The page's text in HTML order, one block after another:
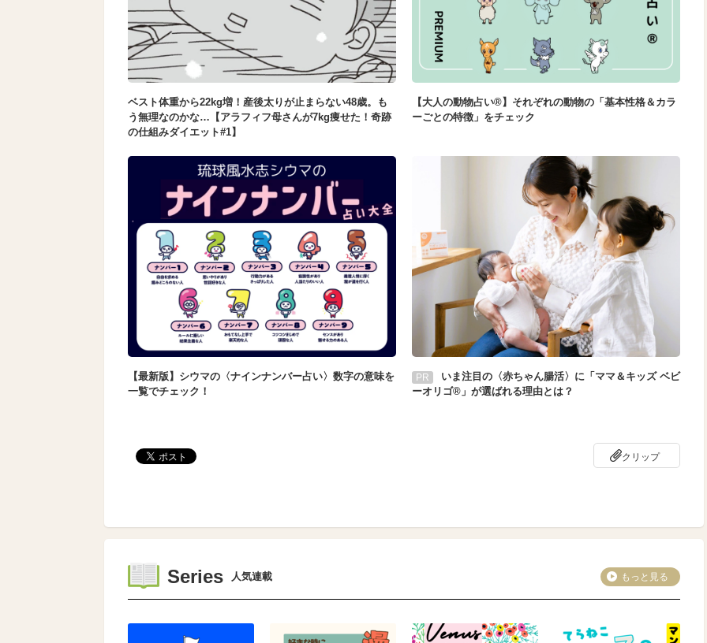
ベスト体重から22kg増！産後太りが止まらない48歳。も
う無理なのかな…【アラフィフ母さんが7kg痩せた！奇跡
の仕組みダイエット#1】
【大人の動物占い®】それぞれの動物の「基本性格＆カラ
ーごとの特徴」をチェック
【最新版】シウマの〈ナインナンバー占い〉数字の意味を
一覧でチェック！
PR
いま注目の〈赤ちゃん腸活〉に「ママ＆キッズ ベビ
ーオリゴ®」が選ばれる理由とは？
クリップ
Series 人気連載 もっと見る